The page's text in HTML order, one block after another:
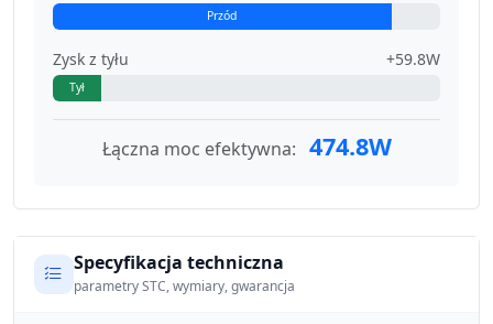
Przód
Zysk z tyłu +59.8W
Tył
Łączna moc efektywna: 474.8W
Specyfikacja techniczna
parametry STC, wymiary, gwarancja